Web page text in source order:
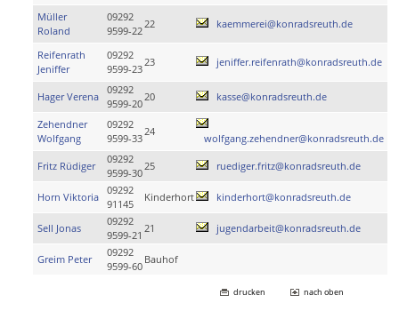
Müller
Roland
09292
9599-22
22 kaemmerei@konradsreuth.de
Reifenrath
Jeniffer
09292
9599-23
23 jeniffer.reifenrath@konradsreuth.de
Hager Verena
09292
9599-20
20 kasse@konradsreuth.de
Zehendner
Wolfgang
09292
9599-33
24
wolfgang.zehendner@konradsreuth.de
Fritz Rüdiger
09292
9599-30
25 ruediger.fritz@konradsreuth.de
Horn Viktoria
09292
91145
Kinderhort kinderhort@konradsreuth.de
Sell Jonas
09292
9599-21
21 jugendarbeit@konradsreuth.de
Greim Peter
09292
9599-60
Bauhof
drucken nach oben